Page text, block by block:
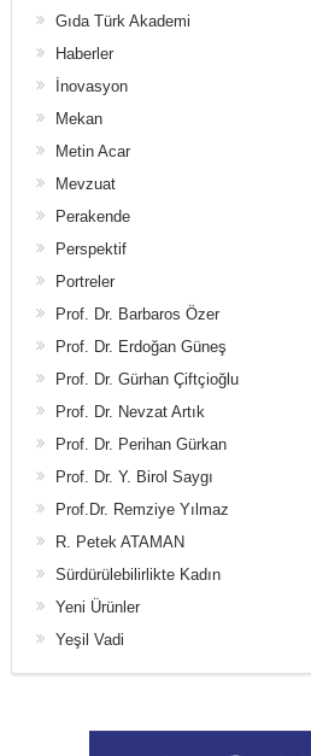
Gıda Türk Akademi
Haberler
İnovasyon
Mekan
Metin Acar
Mevzuat
Perakende
Perspektif
Portreler
Prof. Dr. Barbaros Özer
Prof. Dr. Erdoğan Güneş
Prof. Dr. Gürhan Çiftçioğlu
Prof. Dr. Nevzat Artık
Prof. Dr. Perihan Gürkan
Prof. Dr. Y. Birol Saygı
Prof.Dr. Remziye Yılmaz
R. Petek ATAMAN
Sürdürülebilirlikte Kadın
Yeni Ürünler
Yeşil Vadi